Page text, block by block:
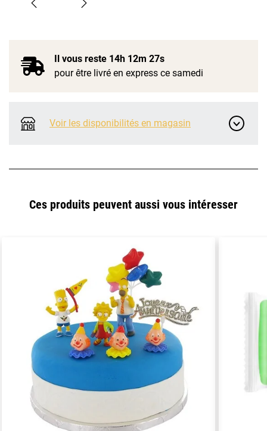
Il vous reste 14h 12m 27s
pour être livré en express ce samedi
Voir les disponibilités en magasin
Ces produits peuvent aussi vous intéresser